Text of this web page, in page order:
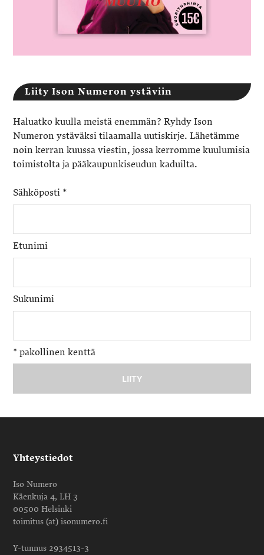
Liity Ison Numeron ystäviin
Haluatko kuulla meistä enemmän? Ryhdy Ison
Numeron ystäväksi tilaamalla uutiskirje. Lähetämme
noin kerran kuussa viestin, jossa kerromme kuulumisia
toimistolta ja pääkaupunkiseudun kaduilta.
Sähköposti *
Etunimi
Sukunimi
* pakollinen kenttä
Yhteystiedot
Iso Numero
Käenkuja 4, LH 3
00500 Helsinki
toimitus (at) isonumero.fi
Y-tunnus 2934513-3